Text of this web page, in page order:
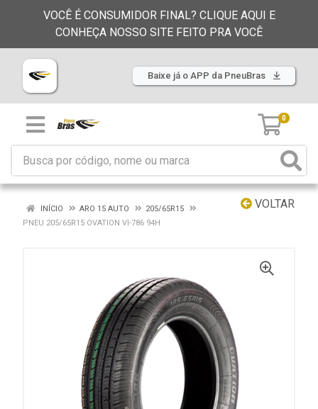
VOCÊ É CONSUMIDOR FINAL? CLIQUE AQUI E
CONHEÇA NOSSO SITE FEITO PRA VOCÊ
Baixe já o APP da PneuBras
0
VOLTAR
INÍCIO ARO 15 AUTO
205/65R15
PNEU 205/65R15 OVATION VI-786 94H